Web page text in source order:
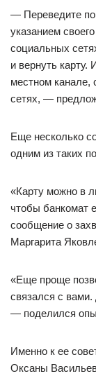
— Переведите
указанием
социальных
и вернуть
местном канале,
сетях, —
Еще несколько
одним из таких
«Карту можно в
чтобы банкомат
сообщение о
Маргарита
«Еще проще
связался с
— поделился
Именно к ее
Оксаны